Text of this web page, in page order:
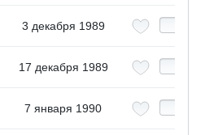
3 декабря 1989
17 декабря 1989
7 января 1990